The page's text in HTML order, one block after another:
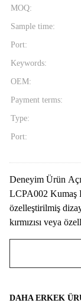
MOQ:
Sample time:
Port:
Keywords:
OEM:
Payment terms:
Type:
Port:
Deneyim Ürün
LCPA002 Kumaş
özelleştirilmiş
kırmızısı veya
DAHA ERKEK